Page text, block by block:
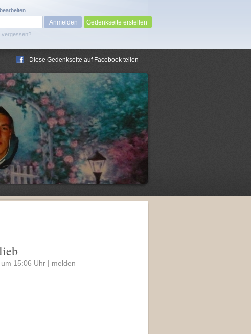
vergessen?
Gedenkseite erstellen
Diese Gedenkseite auf Facebook teilen
15:06 Uhr | melden